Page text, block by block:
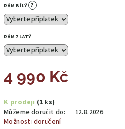
RÁM BÍLÝ ?
RÁM ZLATÝ
4 990 Kč
cena:
K prodeji (1 ks)
Můžeme doručit do:
12.8.2026
Možnosti doručení